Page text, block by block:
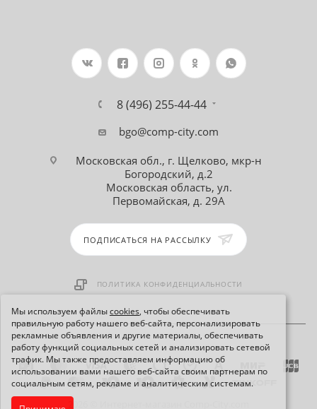
Мы используем файлыcookies, чтобы обеспечивать
правильную работу нашего веб-сайта, персонализировать
рекламные объявления и другие материалы, обеспечивать
работу функций социальных сетей и анализировать сетевой
трафик. Мы также предоставляем информацию об
использовании вами нашего веб-сайта своим партнерам по
социальным сетям, рекламе и аналитическим системам.
8 (496) 255-44-44
bgo@comp-city.com
Московская обл., г. Щелково, мкр-н
Богородский, д.2
Московская область, ул.
Первомайская, д. 29А
ПОДПИСАТЬСЯ НА РАССЫЛКУ
ПОЛИТИКА КОНФИДЕНЦИАЛЬНОСТИ